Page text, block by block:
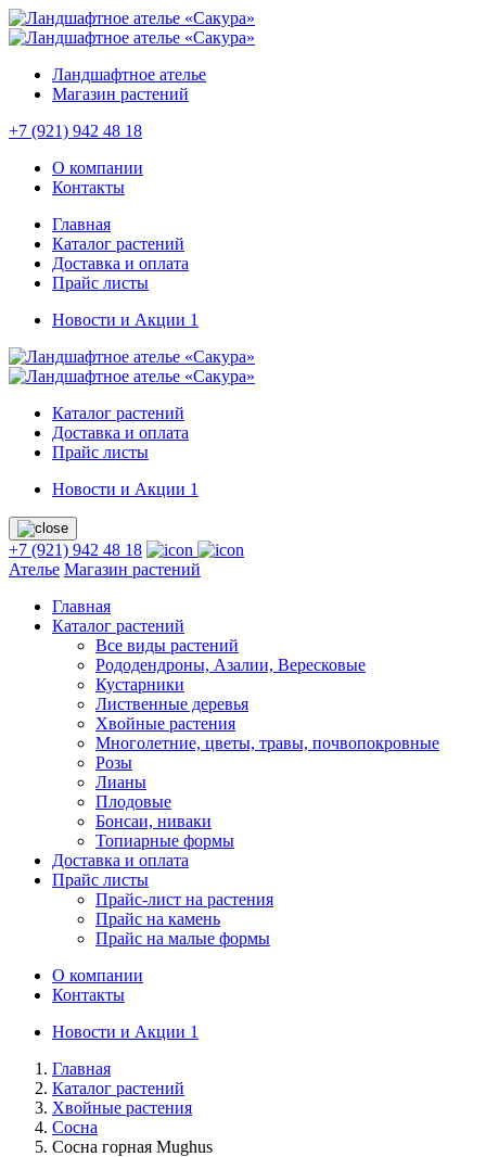
Ландшафтное ателье
Магазин растений
+7 (921) 942 48 18
О компании
Контакты
Главная
Каталог растений
Доставка и оплата
Прайс листы
Новости и Акции 1
Каталог растений
Доставка и оплата
Прайс листы
Новости и Акции 1
+7 (921) 942 48 18
Ателье Магазин растений
Главная
Каталог растений
Все виды растений
Рододендроны, Азалии, Вересковые
Кустарники
Лиственные деревья
Хвойные растения
Многолетние, цветы, травы, почвопокровные
Розы
Лианы
Плодовые
Бонсаи, ниваки
Топиарные формы
Доставка и оплата
Прайс листы
Прайс-лист на растения
Прайс на камень
Прайс на малые формы
О компании
Контакты
Новости и Акции 1
Главная
Каталог растений
Хвойные растения
Сосна
Сосна горная Mughus